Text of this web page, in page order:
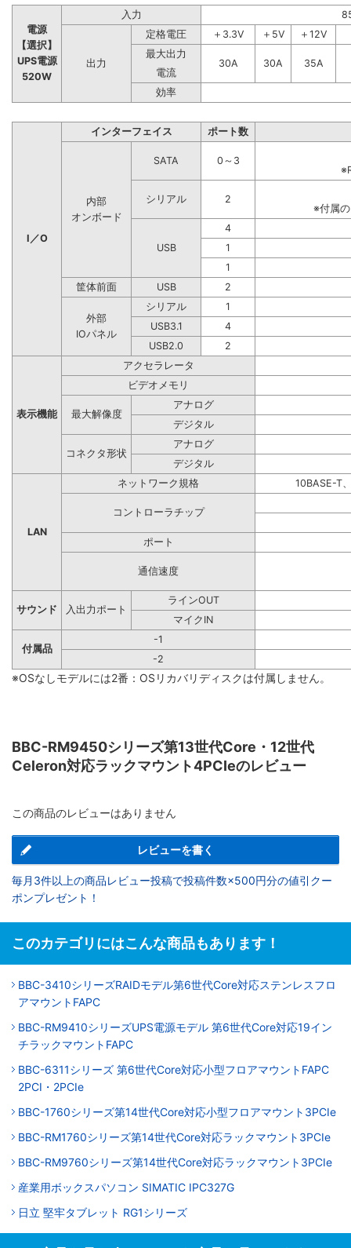
電源
【選択】
UPS電源
520W
入力
出力
定格電圧 ＋3.3V ＋5V
＋12V
最大出力
30A
30A
35A
電流
効率
I／O
インターフェイス ポート数
内部
オンボード
SATA
0～3
シリアル
2
※付属
USB
4
1
1
筐体前面
USB 2
外部
IOパネル
シリアル
1
USB3.1
4
USB2.0
2
表示機能
アクセラレータ
ビデオメモリ
最大解像度
アナログ
デジタル
コネクタ形状
アナログ
デジタル
LAN
ネットワーク規格 10BASE-T
コントローラチップ
ポート
通信速度
サウンド 入出力ポート
ラインOUT
マイクIN
付属品
-1
-2
※OSなしモデルには2番：OSリカバリディスクは付属しません。
BBC-RM9450シリーズ第13世代Core・12世代
Celeron対応ラックマウント4PCIeのレビュー
この商品のレビューはありません
レビューを書く
毎月3件以上の商品レビュー投稿で投稿件数×500円分の値引クー
ポンプレゼント！
このカテゴリにはこんな商品もあります！
BBC-3410シリーズRAIDモデル第6世代Core対応ステンレスフロ
アマウントFAPC
BBC-RM9410シリーズUPS電源モデル 第6世代Core対応19イン
チラックマウントFAPC
BBC-6311シリーズ 第6世代Core対応小型フロアマウントFAPC
2PCI・2PCIe
BBC-1760シリーズ第14世代Core対応小型フロアマウント3PCIe
BBC-RM1760シリーズ第14世代Core対応ラックマウント3PCIe
BBC-RM9760シリーズ第14世代Core対応ラックマウント3PCIe
産業用ボックスパソコン SIMATIC IPC327G
日立 堅牢タブレット RG1シリーズ